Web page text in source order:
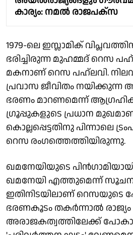
കാര്യം: നമൽ രാജപക്സ
1979-ലെ ഇസ്ലാമിക്
ഭരിച്ചിരുന്ന മുഹമ്മദ് റെസ
മകനാണ് റെസ പഹ്ലവി.
പ്രവാസ ജീവിതം നയിക്കുന്ന
ഭരണം മാറണമെന്ന്
ഗ്രൂപ്പുകളുടെ പ്രധാന
കൊല്ലപ്പെട്ടതിനു പിന്നാലെ
റെസ രംഗത്തെത്തിയിരുന്നു.
ഖമനേയിയുടെ
ഖമനേയി എത്തുമെന്ന്
ഇതിനിടയിലാണ് റെസയുടെ
ഭരണകൂടം തകര്‍ന്നാല്‍ രാജ്യം
അരാജകത്വത്തിലേക്ക്